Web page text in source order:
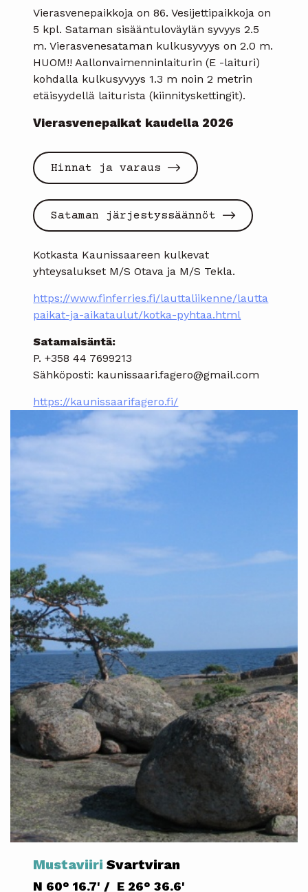
Vierasvenepaikkoja on 86. Vesijettipaikkoja on
5 kpl. Sataman sisääntuloväylän syvyys 2.5
m. Vierasvenesataman kulkusyvyys on 2.0 m.
HUOM!! Aallonvaimenninlaiturin (E -laituri)
kohdalla kulkusyvyys 1.3 m noin 2 metrin
etäisyydellä laiturista (kiinnityskettingit).
Vierasvenepaikat kaudella 2026
Hinnat ja varaus
Sataman järjestyssäännöt
Kotkasta Kaunissaareen kulkevat
yhteysalukset M/S Otava ja M/S Tekla.
https://www.finferries.fi/lauttaliikenne/lautta
paikat-ja-aikataulut/kotka-pyhtaa.html
Satamaisäntä:
P. +358 44 7699213
Sähköposti: kaunissaari.fagero@gmail.com
https://kaunissaarifagero.fi/
Mustaviiri Svartviran
N 60° 16.7' / E 26° 36.6'